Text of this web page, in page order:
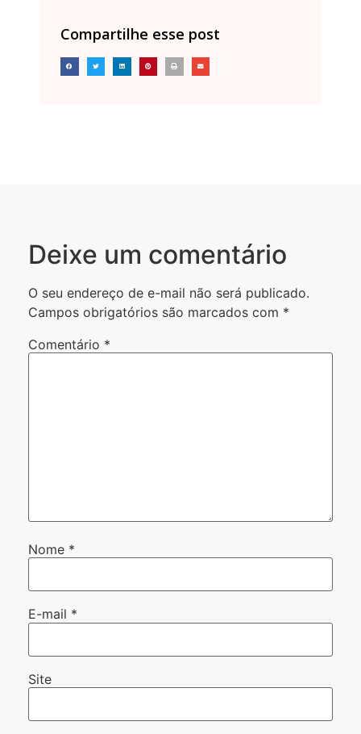
Compartilhe esse post
Deixe um comentário
O seu endereço de e-mail não será publicado.
Campos obrigatórios são marcados com *
Comentário *
Nome *
E-mail *
Site